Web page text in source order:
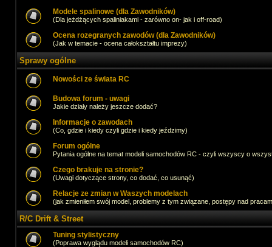
Modele spalinowe (dla Zawodników)
(Dla jeżdżących spaliniakami - zarówno on- jak i off-road)
Ocena rozegranych zawodów (dla Zawodników)
(Jak w temacie - ocena całokształtu imprezy)
Sprawy ogólne
Nowości ze świata RC
Budowa forum - uwagi
Jakie działy należy jeszcze dodać?
Informacje o zawodach
(Co, gdzie i kiedy czyli gdzie i kiedy jeździmy)
Forum ogólne
Pytania ogólne na temat modeli samochodów RC - czyli wszyscy o
Czego brakuje na stronie?
(Uwagi dotyczące strony, co dodać, co usunąć)
Relacje ze zmian w Waszych modelach
(jak zmieniłem swój model, problemy z tym związane, postępy nad
R/C Drift & Street
Tuning stylistyczny
(Poprawa wyglądu modeli samochodów RC)